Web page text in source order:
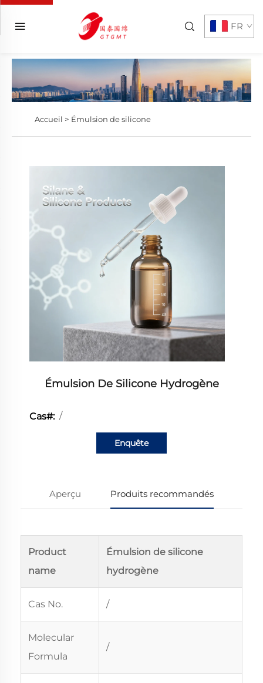
FR
Accueil > Émulsion de silicone
Émulsion De Silicone Hydrogène
Cas#: /
Enquête
Aperçu Produits recommandés
Product
name
Émulsion de silicone
hydrogène
Cas No. /
Molecular
Formula
/